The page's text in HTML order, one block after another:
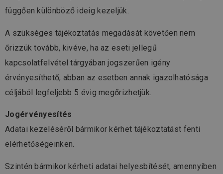
függően különböző ideig kezeljük.
A szükséges tájékoztatás megadását követően nem
őrizzük tovább, kivéve, ha az eseti jellegű
kapcsolatfelvétel tárgyában jogszerűen igény
érvényesíthető, abban az esetben annak igazolhatósága
céljából legfeljebb 5 évig megőrizhetjük.
Jogérvényesítés
Adatai kezeléséről bármikor kérhet tájékoztatást fenti
elérhetőségeinken.
Szintén bármikor kérheti adatai helyesbítését, amennyiben